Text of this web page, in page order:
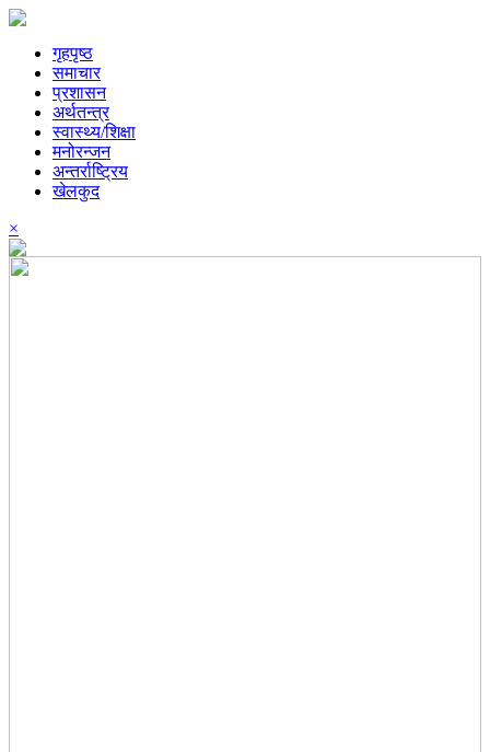
गृहपृष्ठ
समाचार
प्रशासन
अर्थतन्त्र
स्वास्थ्य/शिक्षा
मनोरन्जन
अन्तर्राष्ट्रिय
खेलकुद
×